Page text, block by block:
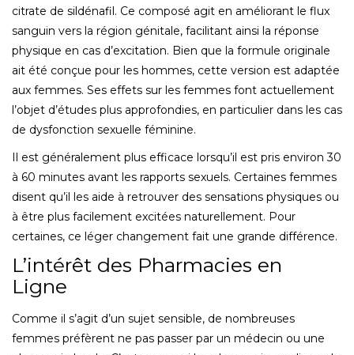
citrate de sildénafil. Ce composé agit en améliorant le flux
sanguin vers la région génitale, facilitant ainsi la réponse
physique en cas d’excitation. Bien que la formule originale
ait été conçue pour les hommes, cette version est adaptée
aux femmes. Ses effets sur les femmes font actuellement
l’objet d’études plus approfondies, en particulier dans les cas
de dysfonction sexuelle féminine.
Il est généralement plus efficace lorsqu’il est pris environ 30
à 60 minutes avant les rapports sexuels. Certaines femmes
disent qu’il les aide à retrouver des sensations physiques ou
à être plus facilement excitées naturellement. Pour
certaines, ce léger changement fait une grande différence.
L’intérêt des Pharmacies en
Ligne
Comme il s’agit d’un sujet sensible, de nombreuses
femmes préfèrent ne pas passer par un médecin ou une